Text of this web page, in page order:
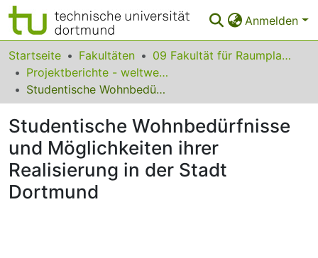
Anmelden
Bereiche & Sammlungen
Das gesamte Repositorium
Leitlinien
Zurück zur Startseite
Startseite Fakultäten
09 Fakultät für Raumplanung
Projektberichte - weltweit zugänglich
Studentische Wohnbedürfnisse und Möglichkeiten ihrer Realisierung in der Stadt Dortmund
Studentische Wohnbedürfnisse
und Möglichkeiten ihrer
Realisierung in der Stadt
Dortmund